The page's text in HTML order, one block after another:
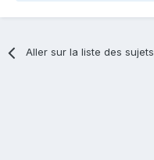
Aller sur la liste des sujets